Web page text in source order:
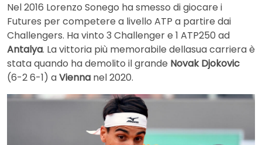
Nel 2016 Lorenzo Sonego ha smesso di giocare i
Futures per competere a livello ATP a partire dai
Challengers. Ha vinto 3 Challenger e 1 ATP250 ad
Antalya. La vittoria più memorabile dellasua carriera è
stata quando ha demolito il grande Novak Djokovic
(6-2 6-1) aVienna nel 2020.